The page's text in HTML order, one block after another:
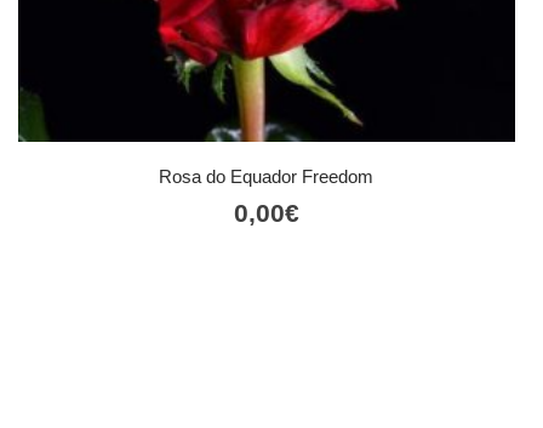
Rosa do Equador Freedom
0,00€